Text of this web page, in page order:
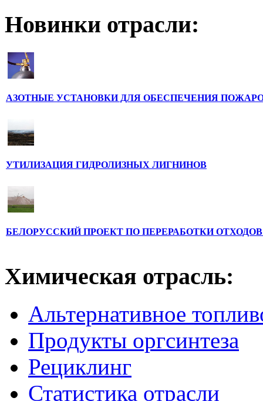
Новинки отрасли:
АЗОТНЫЕ УСТАНОВКИ ДЛЯ ОБЕСПЕЧЕНИЯ
УТИЛИЗАЦИЯ ГИДРОЛИЗНЫХ ЛИГНИНОВ
БЕЛОРУССКИЙ ПРОЕКТ ПО ПЕРЕРАБОТКИ
Химическая отрасль:
Альтернативное
Продукты оргсинтеза
Рециклинг
Статистика отрасли